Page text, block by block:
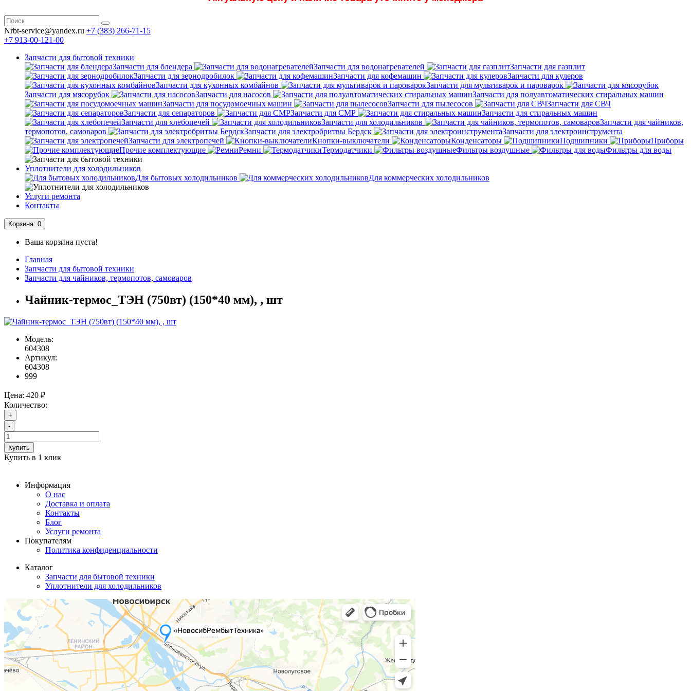
Nrbt-service@yandex.ru +7 (383) 266-71-15
+7 913-00-121-00
Запчасти для бытовой техники
Запчасти для блендера
Запчасти для водонагревателей
Запчасти для газплит
Запчасти для зернодробилок
Запчасти для кофемашин
Запчасти для кулеров
Запчасти для кухонных комбайнов
Запчасти для мультиварок и пароварок
Запчасти для мясорубок
Запчасти для насосов
Запчасти для полуавтоматических стиральных машин
Запчасти для посудомоечных машин
Запчасти для пылесосов
Запчасти для СВЧ
Запчасти для сепараторов
Запчасти для СМР
Запчасти для стиральных машин
Запчасти для хлебопечей
Запчасти для холодильников
Запчасти для чайников,
термопотов, самоваров
Запчасти для электробритвы Бердск
Запчасти для электроинструмента
Запчасти для электропечей
Кнопки-выключатели Конденсаторы Подшипники
Приборы
Прочие комплектующие
Ремни Термодатчики Фильтры воздушные Фильтры для воды
Уплотнители для холодильников
Для бытовых холодильников
Для коммерческих холодильников
Услуги ремонта
Контакты
Корзина: 0
Ваша корзина пуста!
Главная
Запчасти для бытовой техники
Запчасти для чайников, термопотов, самоваров
Чайник-термос_ТЭН (750вт) (150*40 мм), , шт
Модель:
604308
Артикул:
604308
999
Цена: 420 ₽
Количество:
+
-
Купить
Купить в 1 клик
Информация
О нас
Доставка и оплата
Контакты
Блог
Услуги ремонта
Покупателям
Политика конфиденциальности
Каталог
Запчасти для бытовой техники
Уплотнители для холодильников